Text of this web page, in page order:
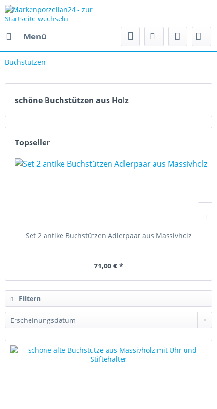
Menü
Buchstützen
schöne Buchstützen aus Holz
Topseller
Set 2 antike Buchstützen Adlerpaar aus Massivholz
71,00 € *
Filtern